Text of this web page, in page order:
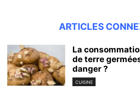
ARTICLES
La
de terre
danger ?
CUISINE